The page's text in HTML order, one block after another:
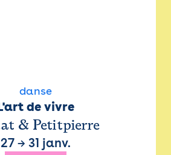
danse
de vivre
& Petitpierre
27 → 31 janv.